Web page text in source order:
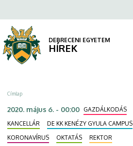
Szenátus
DEBRECENI
EGYETEM
a
tartalomra
DEBRECENI EGYETEM
HÍREK
Morzsa
Címlap
2020. május 6. - 00:00 GAZDÁLKODÁS
KANCELLÁR
DE KK KENÉZY GYULA CAMPUS
KORONAVÍRUS
OKTATÁS REKTOR